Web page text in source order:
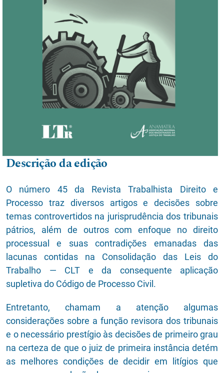
Descrição da edição
O número 45 da Revista Trabalhista Direito e
Processo traz diversos artigos e decisões sobre
temas controvertidos na jurisprudência dos tribunais
pátrios, além de outros com enfoque no direito
processual e suas contradições emanadas das
lacunas contidas na Consolidação das Leis do
Trabalho — CLT e da consequente aplicação
supletiva do Código de Processo Civil.
Entretanto, chamam a atenção algumas
considerações sobre a função revisora dos tribunais
e o necessário prestígio às decisões de primeiro grau
na certeza de que o juiz de primeira instância detém
as melhores condições de decidir em litígios que